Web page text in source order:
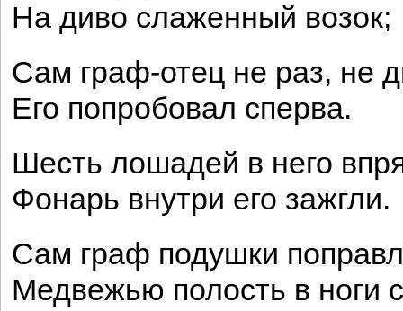
На диво слаженный возок;
Сам граф-отец не раз, не
Его попробовал сперва.
Шесть лошадей в него
Фонарь внутри его зажгли.
Сам граф подушки
Медвежью полость в ноги